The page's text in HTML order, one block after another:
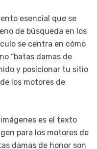
esencial que se
de búsqueda en los
se centra en cómo
“bаtas dаmas de
y posicionar tu sitio
los motores de
es el texto
para los motores de
damas de honor son